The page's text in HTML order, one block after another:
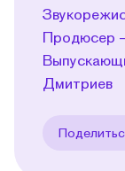
Продюсер
Дмитриев